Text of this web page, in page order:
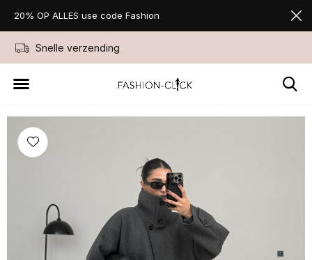
Snelle verzending
20% OP ALLES use code Fashion